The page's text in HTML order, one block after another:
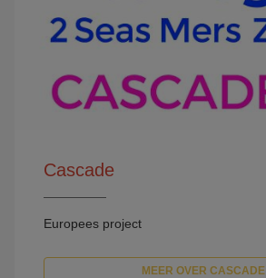
Cascade
Europees project
MEER OVER CASCADE